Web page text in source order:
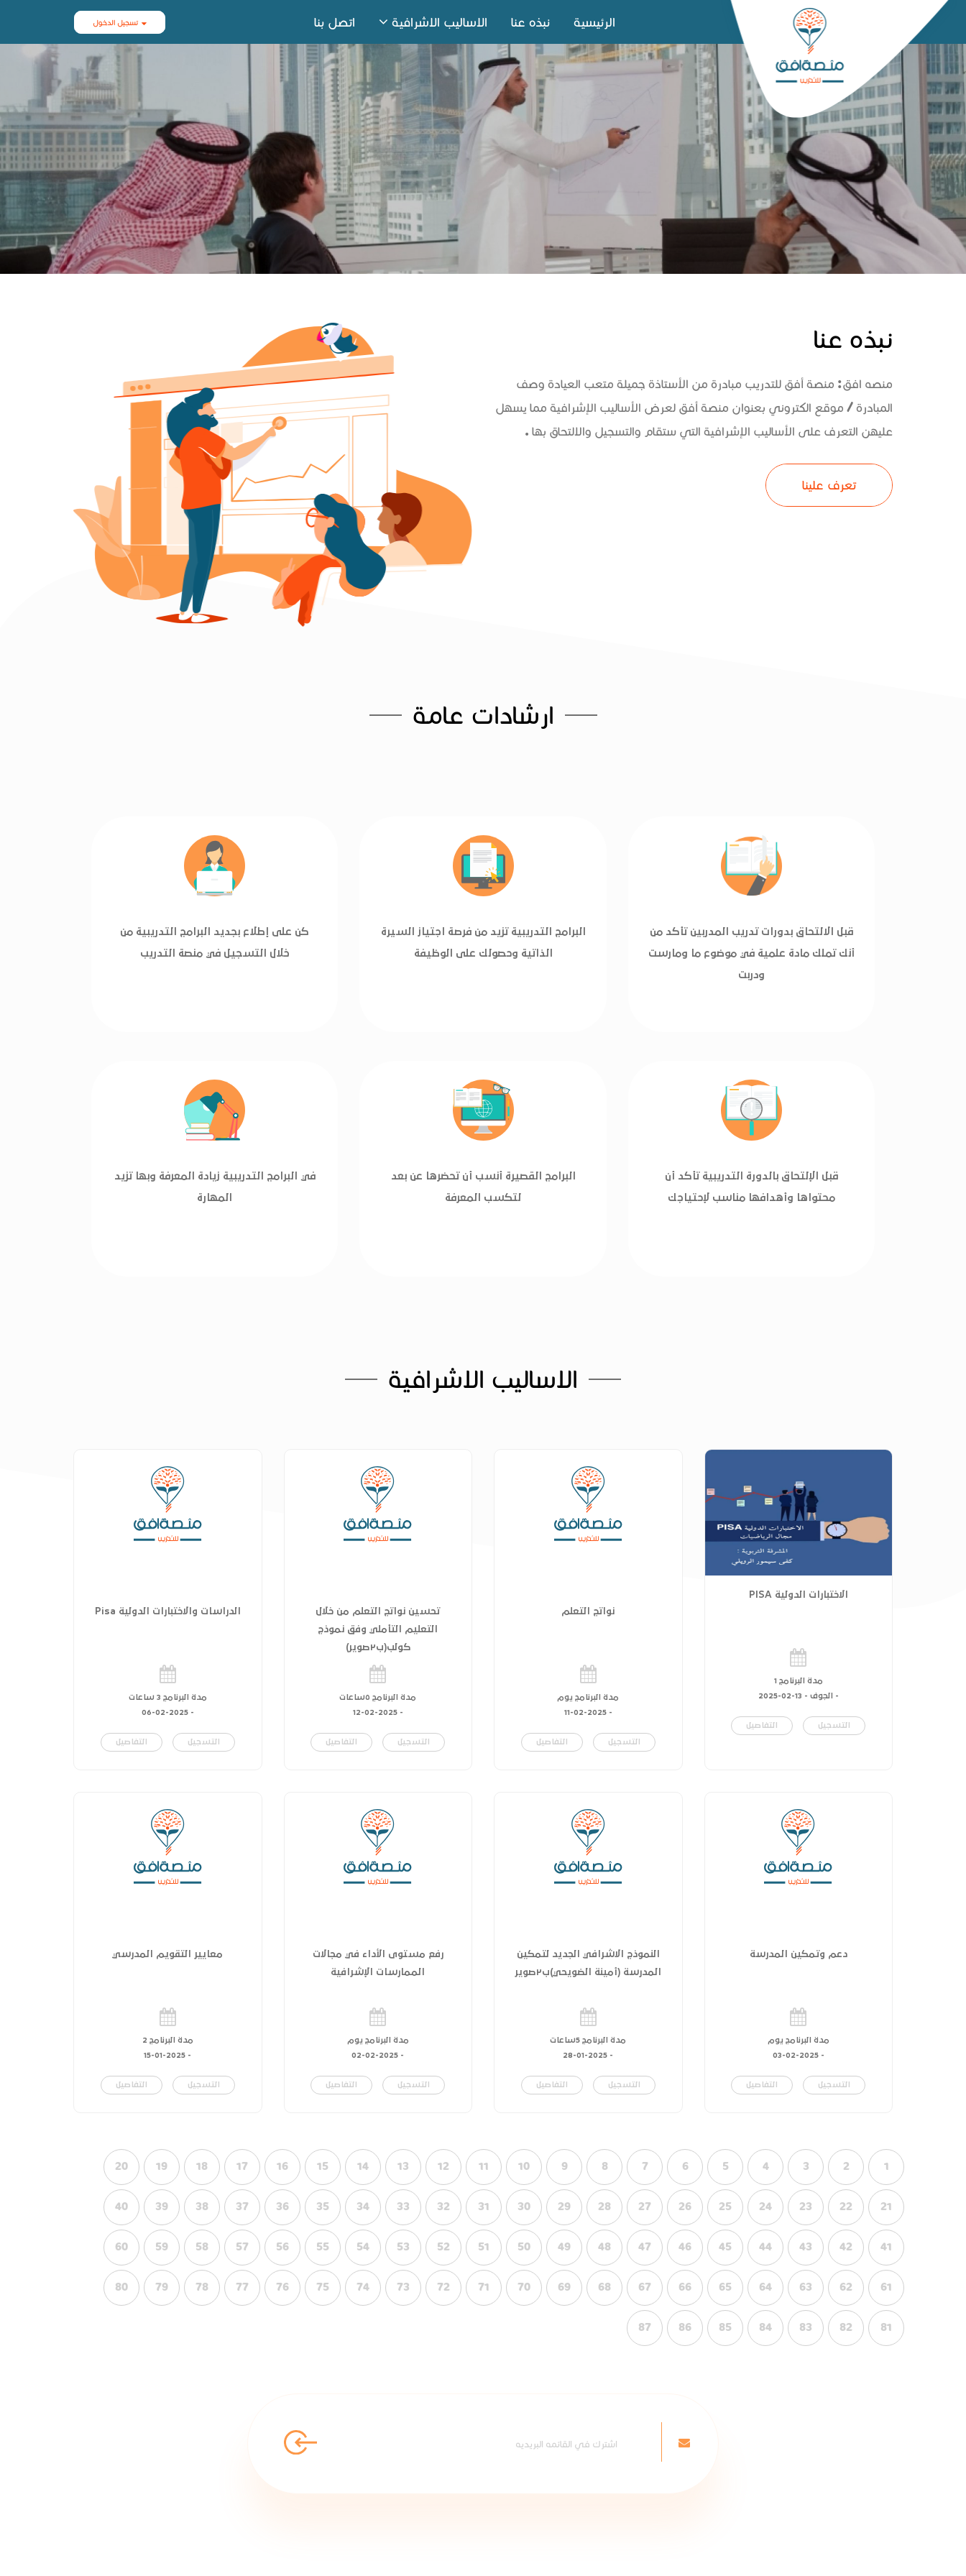
الرئيسية نبذه عنا الاساليب الاشرافية اتصل بنا تسجيل الدخول
نبذه عنا
منصه افق: منصة أفق للتدريب مبادرة من الأستاذة جميلة متعب العيادة وصف
المبادرة / موقع الكتروني بعنوان منصة أفق لعرض الأساليب الإشرافية مما يسهل
عليهن التعرف على الأساليب الإشرافية التي ستقام والتسجيل والالتحاق بها .
تعرف علينا
ارشادات عامة
قبل الالتحاق بدورات تدريب المدربين تأكد من
أنك تملك مادة علمية في موضوع ما ومارست
ودربت
البرامج التدريبية تزيد من فرصة اجتياز السيرة
الذاتية وحصولك على الوظيفة
كن على إطلاع بجديد البرامج التدريبية من
خلال التسجيل في منصة التدريب
قبل الإلتحاق بالدورة التدريبية تأكد أن
محتواها وأهدافها مناسب لإحتياجك
البرامج القصيرة أنسب أن تحضرها عن بعد
لتكسب المعرفة
في البرامج التدريبية زيادة المعرفة وبها تزيد
المهارة
الاساليب الاشرافية
الاختبارات الدولية PISA
مدة البرنامج 1
- الجوف - 13-02-2025
التسجيل التفاصيل
نواتج التعلم
مدة البرنامج يوم
-
11-02-2025
التسجيل التفاصيل
تحسين نواتج التعلم من خلال
التعليم التأملي وفق نموذج
كولب(ب٢صوير)
مدة البرنامج ٥ساعات
-
12-02-2025
التسجيل التفاصيل
الدراسات والاختبارات الدولية Pisa
مدة البرنامج 3 ساعات
-
06-02-2025
التسجيل التفاصيل
دعم وتمكين المدرسة
مدة البرنامج يوم
-
03-02-2025
التسجيل التفاصيل
النموذج الاشرافي الجديد لتمكين
المدرسة (أمينة الضويحي)ب٢صوير
مدة البرنامج 5ساعات
-
28-01-2025
التسجيل التفاصيل
رفع مستوى الأداء في مجالات
الممارسات الإشرافية
مدة البرنامج يوم
-
02-02-2025
التسجيل التفاصيل
معايير التقويم المدرسي
مدة البرنامج 2
-
15-01-2025
التسجيل التفاصيل
1
2
3
4
5
6
7
8
9
10
11
12
13
14
15
16
17
18
19
20
21
22
23
24
25
26
27
28
29
30
31
32
33
34
35
36
37
38
39
40
41
42
43
44
45
46
47
48
49
50
51
52
53
54
55
56
57
58
59
60
61
62
63
64
65
66
67
68
69
70
71
72
73
74
75
76
77
78
79
80
81
82
83
84
85
86
87